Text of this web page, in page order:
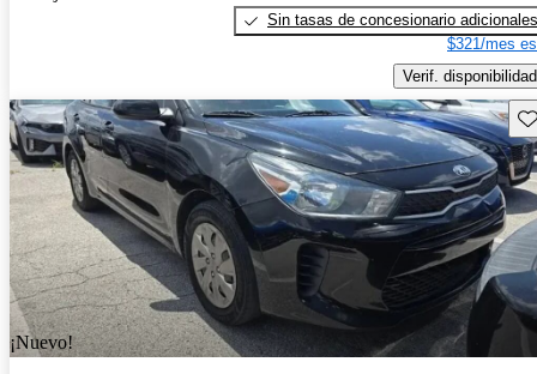
Sin tasas de concesionario adicionales
$321/mes
Verif. disponibilidad
¡Nuevo!